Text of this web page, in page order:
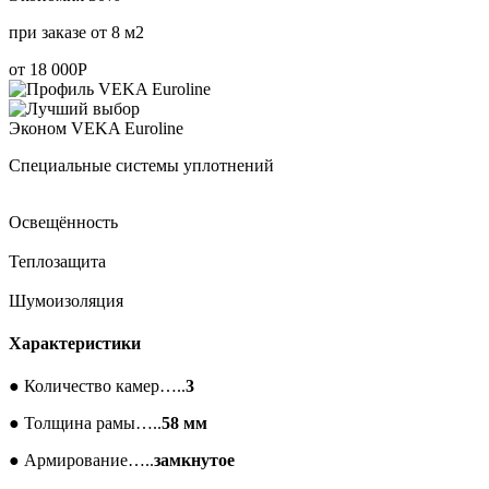
при заказе от 8 м2
от 18 000Р
Эконом VEKA Euroline
Специальные системы уплотнений
Освещённость
Теплозащита
Шумоизоляция
Характеристики
● Количество камер…..3
● Толщина рамы…..58 мм
● Армирование…..замкнутое